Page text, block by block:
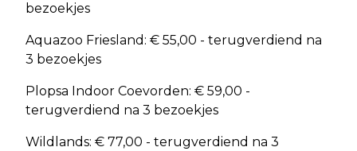
bezoekjes
Aquazoo Friesland: € 55,00 - terugverdiend na
3 bezoekjes
Plopsa Indoor Coevorden: € 59,00 -
terugverdiend na 3 bezoekjes
Wildlands: € 77,00 - terugverdiend na 3